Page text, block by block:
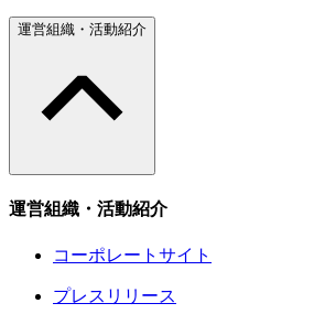
運営組織・活動紹介
運営組織・活動紹介
コーポレートサイト
プレスリリース